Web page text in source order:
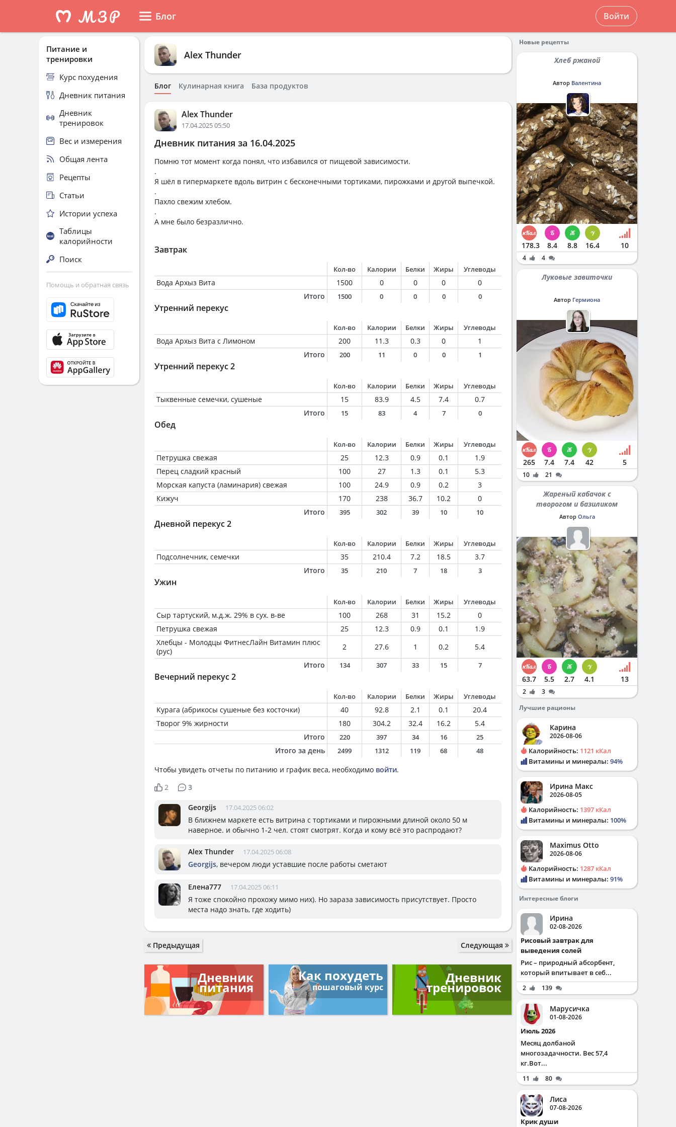
Блог Войти
Alex Thunder
Блог Кулинарная книга База продуктов
Alex Thunder
17.04.2025 05:50
Дневник питания за 16.04.2025
Помню тот момент когда понял, что избавился от пищевой зависимости.
.
Я шёл в гипермаркете вдоль витрин с бесконечными тортиками, пирожками и другой выпечкой.
.
Пахло свежим хлебом.
.
А мне было безразлично.
Завтрак
Кол-во Калории Белки Жиры Углеводы
Вода Архыз Вита 1500 0 0 0
0
Итого
1500 0 0 0 0
Утренний перекус
Кол-во Калории Белки Жиры Углеводы
Вода Архыз Вита с Лимоном 200 11.3 0.3 0
1
Итого
200 11 0 0 1
Утренний перекус 2
Кол-во Калории Белки Жиры Углеводы
Тыквенные семечки, сушеные 15 83.9 4.5 7.4
0.7
Итого
15 83 4 7 0
Обед
Кол-во Калории Белки Жиры Углеводы
Петрушка свежая 25 12.3 0.9 0.1
1.9
Перец сладкий красный
100 27 1.3 0.1
5.3
Морская капуста (ламинария) свежая
100 24.9 0.9 0.2
3
Кижуч
170 238 36.7 10.2
0
Итого
395 302 39 10 10
Дневной перекус 2
Кол-во Калории Белки Жиры Углеводы
Подсолнечник, семечки 35 210.4 7.2 18.5
3.7
Итого
35 210 7 18 3
Ужин
Кол-во Калории Белки Жиры Углеводы
Сыр тартуский, м.д.ж. 29% в сух. в-ве 100 268 31 15.2
0
Петрушка свежая
25 12.3 0.9 0.1
1.9
Хлебцы - Молодцы ФитнесЛайн Витамин плюс
(рус)
2 27.6 1 0.2
5.4
Итого
134 307 33 15 7
Вечерний перекус 2
Кол-во Калории Белки Жиры Углеводы
Курага (абрикосы сушеные без косточки) 40 92.8 2.1 0.1
20.4
Творог 9% жирности
180 304.2 32.4 16.2
5.4
Итого
220 397 34 16 25
Итого за день 2499 1312 119 68 48
Чтобы увидеть отчеты по питанию и график веса, необходимо войти.
2
3
Georgijs 17.04.2025 06:02
В ближнем маркете есть витрина с тортиками и пирожными длиной около 50 м
наверное. и обычно 1-2 чел. стоят смотрят. Когда и кому всё это распродают?
Alex Thunder 17.04.2025 06:08
Georgijs, вечером люди уставшие после работы сметают
Елена777 17.04.2025 06:11
Я тоже спокойно прохожу мимо них). Но зараза зависимость присутствует. Просто
места надо знать, где ходить)
Предыдущая Следующая
Дневник
питания
Как похудеть
пошаговый курс
Дневник
тренировок
Питание и
тренировки
Курс похудения
Дневник питания
Дневник
тренировок
Вес и измерения
Общая лента
Рецепты
Статьи
Истории успеха
Таблицы
калорийности
Поиск
Помощь и обратная связь
Новые рецепты
Хлеб ржаной
Автор Валентина
178.3 8.4 8.8 16.4 10
4 4
Луковые завиточки
Автор Гермиона
265 7.4 7.4 42 5
10 21
Жареный кабачок с
творогом и базиликом
Автор Ольга
63.7 5.5 2.7 4.1 13
2
3
Лучшие рационы
Карина
2026-08-06
Калорийность: 1121 кКал
Витамины и минералы: 94%
Ирина Макс
2026-08-05
Калорийность: 1397 кКал
Витамины и минералы: 100%
Maximus Otto
2026-08-06
Калорийность: 1287 кКал
Витамины и минералы: 91%
Интересные блоги
Ирина
02-08-2026
Рисовый завтрак для
выведения солей
Рис – природный абсорбент,
который впитывает в себ...
2 139
Марусичка
01-08-2026
Июль 2026
Месяц долбаной
многозадачности. Вес 57,4
кг.Вот...
11 80
Лиса
07-08-2026
Крик души